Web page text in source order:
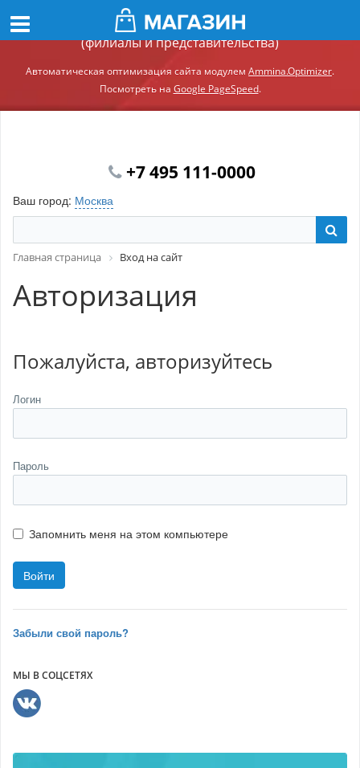
Демонстрационный сайт модуля Ammina.Регионы
(филиалы и представительства)
Автоматическая оптимизация сайта модулем Ammina.Optimizer.
Посмотреть на Google PageSpeed.
+7 495 111-0000
Ваш город: Москва
Главная страница Вход на сайт
Авторизация
Пожалуйста, авторизуйтесь
Логин
Пароль
Запомнить меня на этом компьютере
Забыли свой пароль?
МЫ В СОЦСЕТЯХ